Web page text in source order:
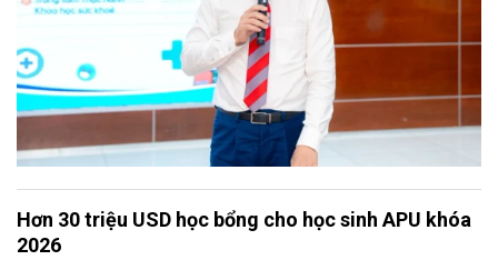
Hơn 30 triệu USD học bổng cho học sinh APU khóa
2026